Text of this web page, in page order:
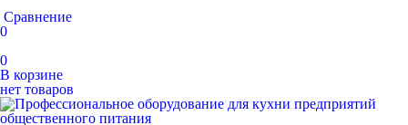
Сравнение
0
0
В корзине
нет товаров